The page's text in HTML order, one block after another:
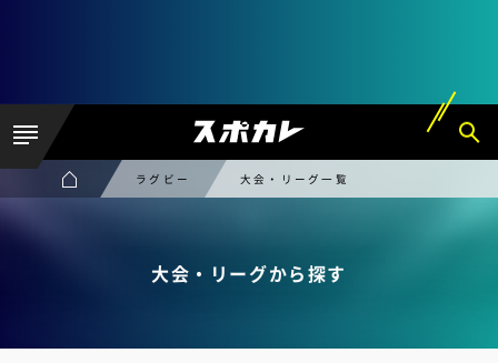
ラグビー 大会・リーグ一覧
大会・リーグから探す